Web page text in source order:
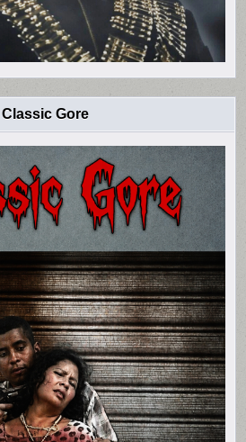
Classic Gore